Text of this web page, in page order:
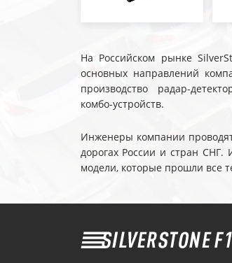
На Российском рынке
основных направлений
производство радар-
комбо-устройств.
Инженеры компании
дорогах России и стран СНГ.
модели, которые прошли все